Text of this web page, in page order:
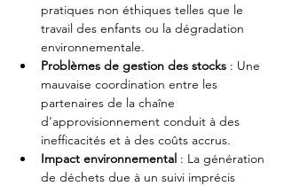
pratiques non éthiques telles que le
travail des enfants ou la dégradation
environnementale.
Problèmes de gestion des stocks : Une
mauvaise coordination entre les
partenaires de la chaîne
d'approvisionnement conduit à des
inefficacités et à des coûts accrus.
Impact environnemental : La génération
de déchets due à un suivi imprécis